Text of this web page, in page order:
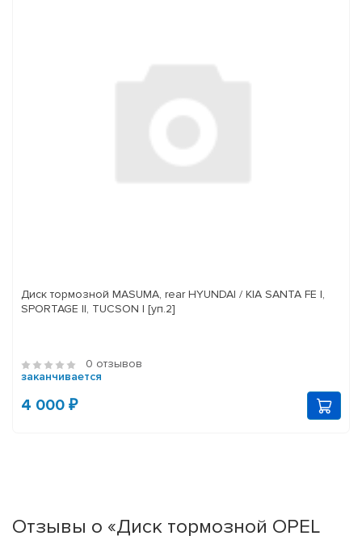
Диск тормозной MASUMA, rear HYUNDAI / KIA SANTA FE I,
SPORTAGE II, TUCSON I [уп.2]
0 отзывов
заканчивается
4 000 ₽
Отзывы о «Диск тормозной OPEL